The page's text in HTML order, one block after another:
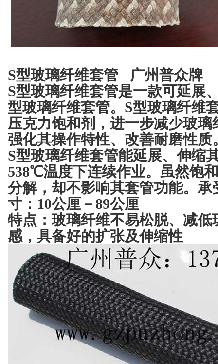
S型玻璃纤维套管
广州普众牌
S型玻璃纤维套管是一款可延展
型玻璃纤维套管。 S型玻璃纤维
压克力饱和剂，进一步减少玻
强化其操作特性、改善耐磨性质
S型玻璃纤维套管能延展、伸缩
538℃温度下连续作业。虽然饱
分解，却不影响其套管功能。 承
寸： 10公厘－ 89公厘
特点：玻璃纤维不易松脱、减
感，具备好的扩张及伸缩性